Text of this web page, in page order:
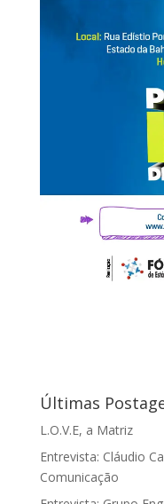
Últimas
L.O.V.E, a Matriz
Entrevista: Cláudio
Comunicação